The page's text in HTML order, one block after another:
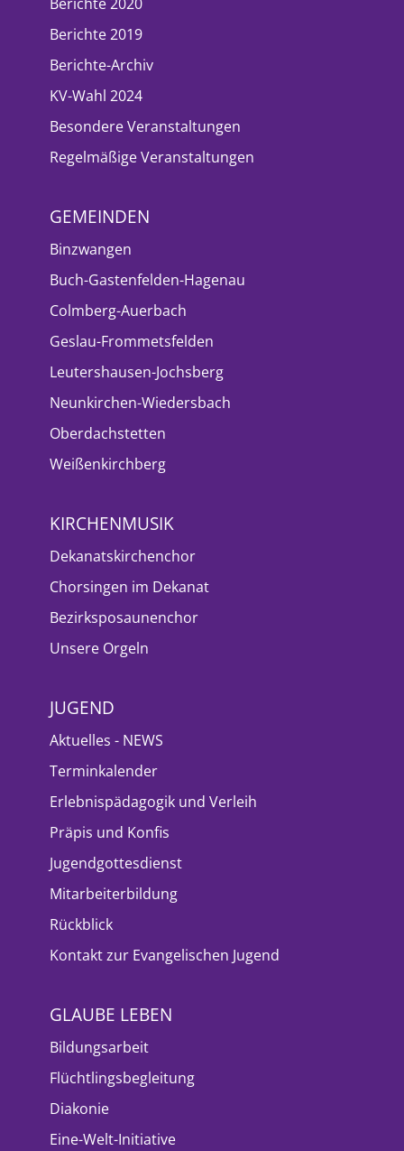
Berichte 2019
Berichte-Archiv
KV-Wahl 2024
Besondere Veranstaltungen
Regelmäßige Veranstaltungen
GEMEINDEN
Binzwangen
Buch-Gastenfelden-Hagenau
Colmberg-Auerbach
Geslau-Frommetsfelden
Leutershausen-Jochsberg
Neunkirchen-Wiedersbach
Oberdachstetten
Weißenkirchberg
KIRCHENMUSIK
Dekanatskirchenchor
Chorsingen im Dekanat
Bezirksposaunenchor
Unsere Orgeln
JUGEND
Aktuelles - NEWS
Terminkalender
Erlebnispädagogik und Verleih
Präpis und Konfis
Jugendgottesdienst
Mitarbeiterbildung
Rückblick
Kontakt zur Evangelischen Jugend
GLAUBE LEBEN
Bildungsarbeit
Flüchtlingsbegleitung
Diakonie
Eine-Welt-Initiative